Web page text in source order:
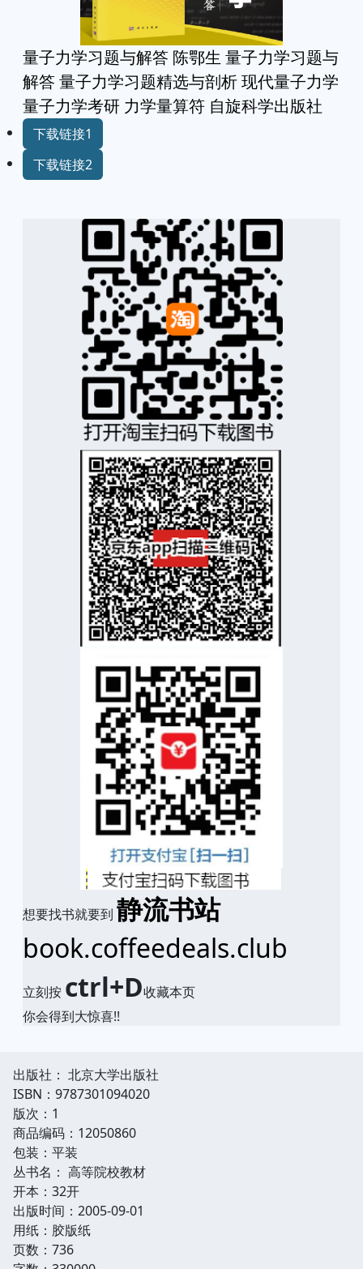
量子力学习题与解答 陈鄂生 量子力学习题与
解答 量子力学习题精选与剖析 现代量子力学
量子力学考研 力学量算符 自旋科学出版社
下载链接1
下载链接2
想要找书就要到 静流书站
book.coffeedeals.club
立刻按 ctrl+D收藏本页
你会得到大惊喜!!
出版社： 北京大学出版社
ISBN：9787301094020
版次：1
商品编码：12050860
包装：平装
丛书名： 高等院校教材
开本：32开
出版时间：2005-09-01
用纸：胶版纸
页数：736